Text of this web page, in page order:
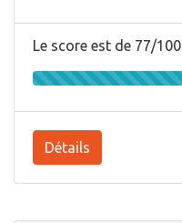
Le score est de 77/100
Détails